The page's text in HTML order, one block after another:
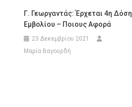
Γ. Γεωργαντάς: Έρχεται 4η Δόση
Εμβολίου – Ποιους Αφορά
23 Δεκεμβρίου 2021
Μαρία Βαγουρδή